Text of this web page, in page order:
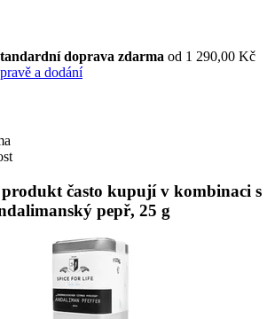
doprava zdarma od 1 290,00 Kč
a dodání
často kupují v kombinaci s
pepř, 25 g